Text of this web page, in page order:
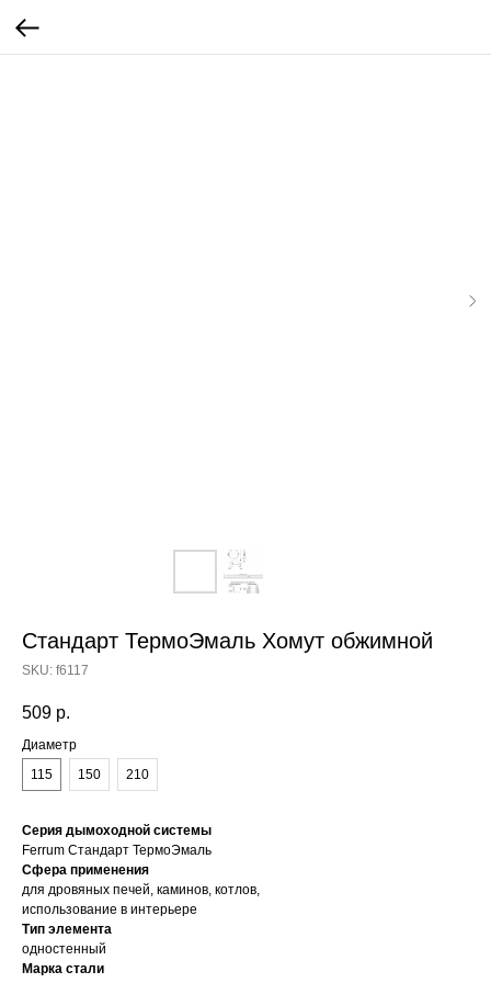
Стандарт ТермоЭмаль Хомут обжимной
SKU: f6117
509 р.
Диаметр
115
150 210
Серия дымоходной системы
Ferrum Стандарт ТермоЭмаль
Сфера применения
для дровяных печей, каминов, котлов,
использование в интерьере
Тип элемента
одностенный
Марка стали